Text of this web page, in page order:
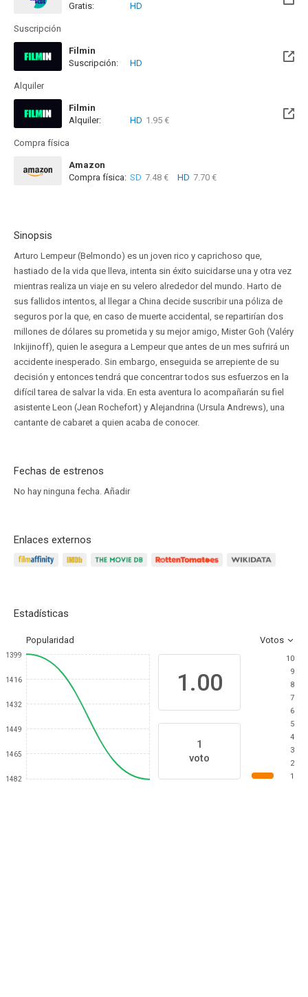
Gratis:
HD
Suscripción
Filmin
Disponible hasta el Vie, 14 Ago 2026 (Quedan 6 días)
Suscripción: HD
Alquiler
Filmin
Disponible hasta el Vie, 14 Ago 2026 (Quedan 6 días)
Alquiler: HD 1.95 €
Compra física
Amazon
Compra física: SD 7.48 € HD 7.70 €
Sinopsis
Arturo Lempeur (Belmondo) es un joven rico y caprichoso que,
hastiado de la vida que lleva, intenta sin éxito suicidarse una y otra vez
mientras realiza un viaje en su velero alrededor del mundo. Harto de
sus fallidos intentos, al llegar a China decide suscribir una póliza de
seguros por la que, en caso de muerte accidental, se repartirían dos
millones de dólares su prometida y su mejor amigo, Mister Goh (Valéry
Inkijinoff), quien le asegura a Lempeur que antes de un mes sufrirá un
accidente inesperado. Sin embargo, enseguida se arrepiente de su
decisión y entonces tendrá que concentrar todos sus esfuerzos en la
difícil tarea de salvar la vida. En esta aventura lo acompañarán su fiel
asistente Leon (Jean Rochefort) y Alejandrina (Ursula Andrews), una
cantante de cabaret a quien acaba de conocer.
Fechas de estrenos
No hay ninguna fecha. Añadir
Enlaces externos
Estadísticas
Popularidad Votos
1399
1416
1432
1449
1465
1482
1.00
1
voto
10
9
8
7
6
5
4
3
2
1